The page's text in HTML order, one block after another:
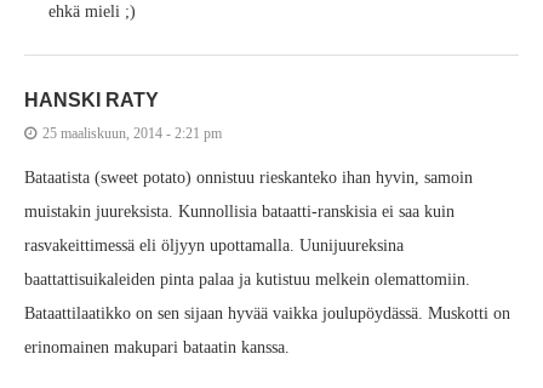
ehkä mieli ;)
HANSKI RATY
25 maaliskuun, 2014 - 2:21 pm
Bataatista (sweet potato) onnistuu rieskanteko ihan hyvin, samoin
muistakin juureksista. Kunnollisia bataatti-ranskisia ei saa kuin
rasvakeittimessä eli öljyyn upottamalla. Uunijuureksina
baattattisuikaleiden pinta palaa ja kutistuu melkein olemattomiin.
Bataattilaatikko on sen sijaan hyvää vaikka joulupöydässä. Muskotti on
erinomainen makupari bataatin kanssa.